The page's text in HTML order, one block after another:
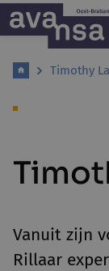
Timothy
Vanuit zijn
Rillaar